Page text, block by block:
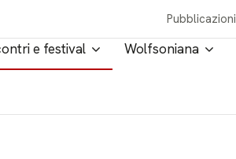
Pubblicazioni
e festival Wolfsoniana